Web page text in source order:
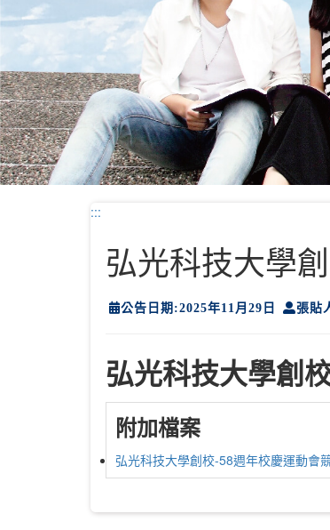
:::
弘光科技大學
公告日期:2025年11月29日 張貼
弘光科技大學創
附加檔案
弘光科技大學創校-58週年校慶運動會